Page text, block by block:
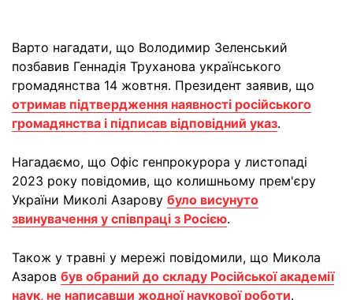
Варто нагадати, що Володимир Зеленський
позбавив Геннадія Труханова українського
громадянства 14 жовтня. Президент заявив, що
отримав підтвердження наявності російського
громадянства і підписав відповідний указ.
Нагадаємо, що Офіс генпрокурора у листопаді
2023 року повідомив, що колишньому прем'єру
України Миколі Азарову було висунуто
звинувачення у співпраці з Росією.
Також у травні у мережі повідомили, що Микола
Азаров був обраний до складу Російської академії
наук, не написавши жодної наукової роботи.